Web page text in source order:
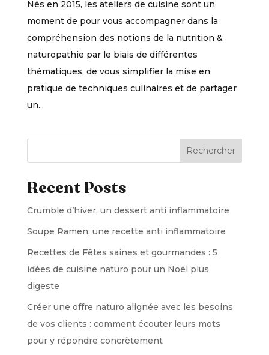
Nés en 2015, les ateliers de cuisine sont un
moment de pour vous accompagner dans la
compréhension des notions de la nutrition &
naturopathie par le biais de différentes
thématiques, de vous simplifier la mise en
pratique de techniques culinaires et de partager
un...
Rechercher
Recent Posts
Crumble d’hiver, un dessert anti inflammatoire
Soupe Ramen, une recette anti inflammatoire
Recettes de Fêtes saines et gourmandes : 5
idées de cuisine naturo pour un Noël plus
digeste
Créer une offre naturo alignée avec les besoins
de vos clients : comment écouter leurs mots
pour y répondre concrètement